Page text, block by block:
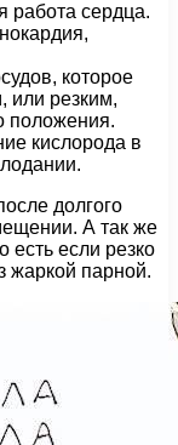
работа сердца.
которое
или резким,
положения.
кислорода в
долгого
А так же
есть если резко
жаркой парной.